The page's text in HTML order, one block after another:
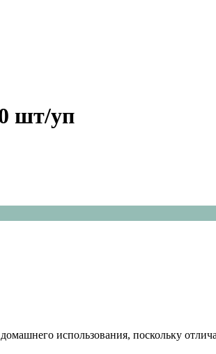
шт/уп
использования, поскольку